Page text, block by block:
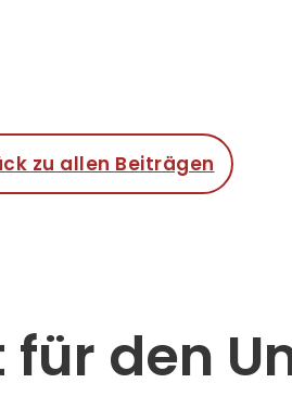
zu allen Beiträgen
für den